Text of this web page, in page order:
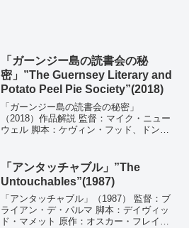
「ガーンジー島の読書会の秘
密」”The Guernsey Literary and
Potato Peel Pie Society”(2018)
「ガーンジー島の読書会の秘密」
（2018）作品解説 監督：マイク・ニュー
ウェル 脚本：ケヴィン・フッド、ドン・
バロウズ 『ガーンジー島の読書会』 製
作：ポーラ・メイ...
「アンタッチャブル」”The
Untouchables”(1987)
「アンタッチャブル」（1987） 監督：ブ
ライアン・デ・パルマ 脚本：デイヴィッ
ド・マメット 原作：オスカー・フレイリ